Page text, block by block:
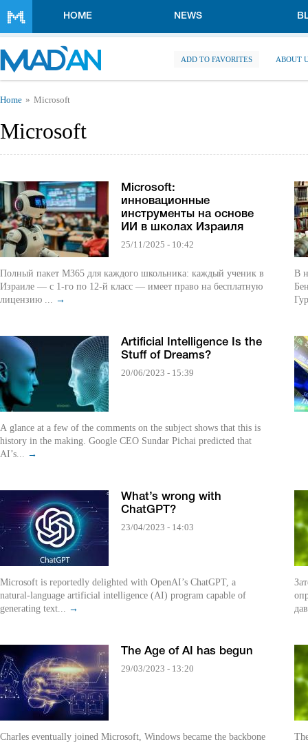
HOME NEWS
ADD TO FAVORITES ABOUT
You are here
Home Microsoft
Microsoft
Microsoft:
инновационные
инструменты на основе
ИИ в школах Израиля
25/11/2025 - 10:42
Полный пакет M365 для каждого школьника: каждый ученик в
Израиле — с 1-го по 12-й класс — имеет право на бесплатную
лицензию ... →
Artificial Intelligence Is the
Stuff of Dreams?
20/06/2023 - 15:39
A glance at a few of the comments on the subject shows that this is
history in the making. Google CEO Sundar Pichai predicted that
AI’s... →
What’s wrong with
ChatGPT?
23/04/2023 - 14:03
Microsoft is reportedly delighted with OpenAI’s ChatGPT, a
natural-language artificial intelligence (AI) program capable of
generating text... →
The Age of AI has begun
29/03/2023 - 13:20
Charles eventually joined Microsoft, Windows became the backbone
В